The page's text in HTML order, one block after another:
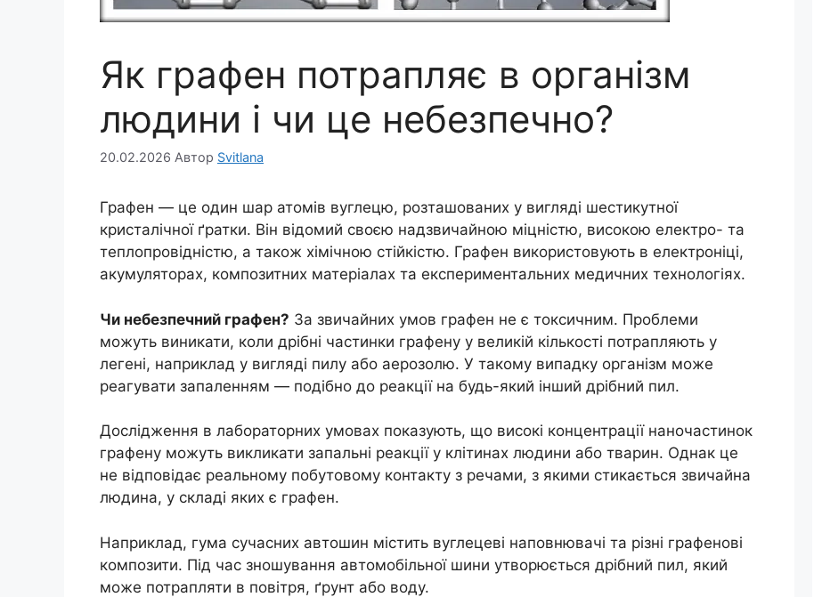
Як графен потрапляє в організм
людини і чи це небезпечно?
20.02.2026 Автор Svitlana
Графен — це один шар атомів вуглецю, розташованих у вигляді шестикутної
кристалічної ґратки. Він відомий своєю надзвичайною міцністю, високою електро- та
теплопровідністю, а також хімічною стійкістю. Графен використовують в електроніці,
акумуляторах, композитних матеріалах та експериментальних медичних технологіях.
Чи небезпечний графен? За звичайних умов графен не є токсичним. Проблеми
можуть виникати, коли дрібні частинки графену у великій кількості потрапляють у
легені, наприклад у вигляді пилу або аерозолю. У такому випадку організм може
реагувати запаленням — подібно до реакції на будь-який інший дрібний пил.
Дослідження в лабораторних умовах показують, що високі концентрації наночастинок
графену можуть викликати запальні реакції у клітинах людини або тварин. Однак це
не відповідає реальному побутовому контакту з речами, з якими стикається звичайна
людина, у складі яких є графен.
Наприклад, гума сучасних автошин містить вуглецеві наповнювачі та різні графенові
композити. Під час зношування автомобільної шини утворюється дрібний пил, який
може потрапляти в повітря, ґрунт або воду.